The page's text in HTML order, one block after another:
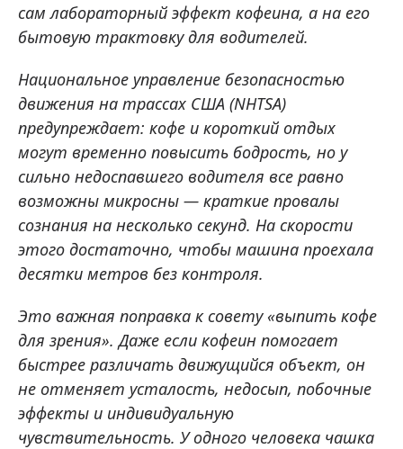
сам лабораторный эффект кофеина, а на его
бытовую трактовку для водителей.
Национальное управление безопасностью
движения на трассах США (NHTSA)
предупреждает: кофе и короткий отдых
могут временно повысить бодрость, но у
сильно недоспавшего водителя все равно
возможны микросны — краткие провалы
сознания на несколько секунд. На скорости
этого достаточно, чтобы машина проехала
десятки метров без контроля.
Это важная поправка к совету «выпить кофе
для зрения». Даже если кофеин помогает
быстрее различать движущийся объект, он
не отменяет усталость, недосып, побочные
эффекты и индивидуальную
чувствительность. У одного человека чашка